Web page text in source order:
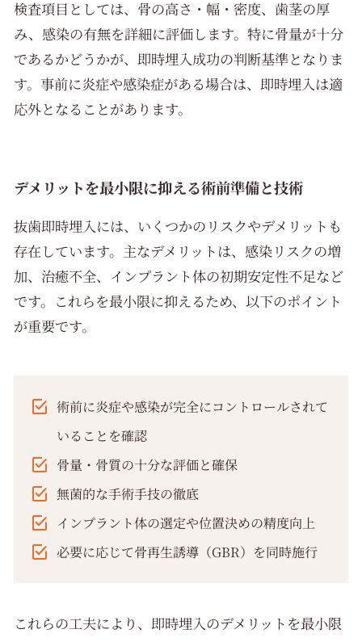
検査項目としては、骨の高さ・幅・密度、歯茎の厚
み、感染の有無を詳細に評価します。特に骨量が十分
であるかどうかが、即時埋入成功の判断基準となりま
す。事前に炎症や感染症がある場合は、即時埋入は適
応外となることがあります。
デメリットを最小限に抑える術前準備と技術
抜歯即時埋入には、いくつかのリスクやデメリットも
存在しています。主なデメリットは、感染リスクの増
加、治癒不全、インプラント体の初期安定性不足など
です。これらを最小限に抑えるため、以下のポイント
が重要です。
術前に炎症や感染が完全にコントロールされて
いることを確認
骨量・骨質の十分な評価と確保
無菌的な手術手技の徹底
インプラント体の選定や位置決めの精度向上
必要に応じて骨再生誘導（GBR）を同時施行
これらの工夫により、即時埋入のデメリットを最小限